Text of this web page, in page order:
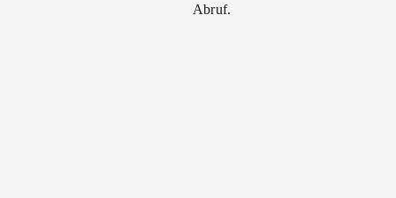
Abruf.